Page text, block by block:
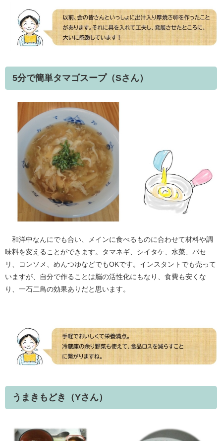
5分で簡単タマゴスープ（Sさん）
和洋中なんにでも合い、メインに食べるものに合わせて材料や調
味料を変えることができます。タマネギ、シイタケ、水菜、パセ
リ、コンソメ、めんつゆなどでもOKです。インスタントでも売って
いますが、自分で作ることは脳の活性化にもなり、食費も安くな
り、一石二鳥の効果ありだと思います。
うまきもどき（Yさん）